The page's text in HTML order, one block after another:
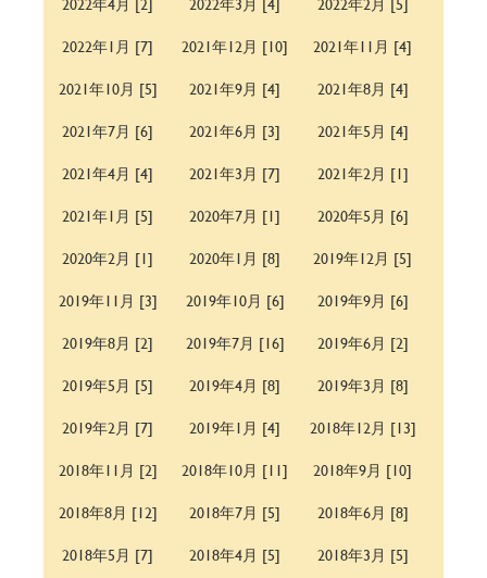
2022年1月 [7]
2021年12月 [10]
2021年11月 [4]
2021年10月 [5]
2021年9月 [4]
2021年8月 [4]
2021年7月 [6]
2021年6月 [3]
2021年5月 [4]
2021年4月 [4]
2021年3月 [7]
2021年2月 [1]
2021年1月 [5]
2020年7月 [1]
2020年5月 [6]
2020年2月 [1]
2020年1月 [8]
2019年12月 [5]
2019年11月 [3]
2019年10月 [6]
2019年9月 [6]
2019年8月 [2]
2019年7月 [16]
2019年6月 [2]
2019年5月 [5]
2019年4月 [8]
2019年3月 [8]
2019年2月 [7]
2019年1月 [4]
2018年12月 [13]
2018年11月 [2]
2018年10月 [11]
2018年9月 [10]
2018年8月 [12]
2018年7月 [5]
2018年6月 [8]
2018年5月 [7]
2018年4月 [5]
2018年3月 [5]